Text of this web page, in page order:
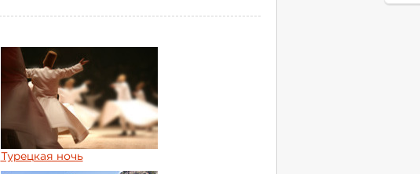
Турецкая ночь